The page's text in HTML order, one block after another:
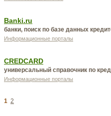
Banki.ru
банки, поиск по базе данных
Информационные порталы
CREDCARD
универсальный справочник по
Информационные порталы
1 2